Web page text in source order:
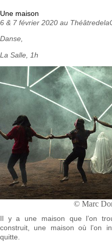
Une maison
6 & 7 février 2020 au
Danse,
La Salle, 1h
© Marc
Il y a une maison que l’on
construit, une maison où l’on
quitte.